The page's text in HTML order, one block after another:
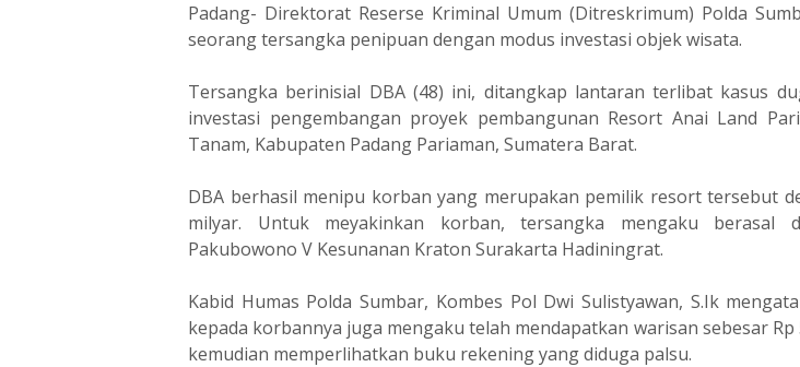
Padang- Direktorat Reserse Kriminal Umum (Ditreskrimum) Polda
seorang tersangka penipuan dengan modus investasi objek wisata.
Tersangka berinisial DBA (48) ini, ditangkap lantaran terlibat kasus
investasi pengembangan proyek pembangunan Resort Anai Land
Tanam, Kabupaten Padang Pariaman, Sumatera Barat.
DBA berhasil menipu korban yang merupakan pemilik resort tersebut
milyar. Untuk meyakinkan korban, tersangka mengaku berasal
Pakubowono V Kesunanan Kraton Surakarta Hadiningrat.
Kabid Humas Polda Sumbar, Kombes Pol Dwi Sulistyawan, S.Ik
kepada korbannya juga mengaku telah mendapatkan warisan sebesar
kemudian memperlihatkan buku rekening yang diduga palsu.